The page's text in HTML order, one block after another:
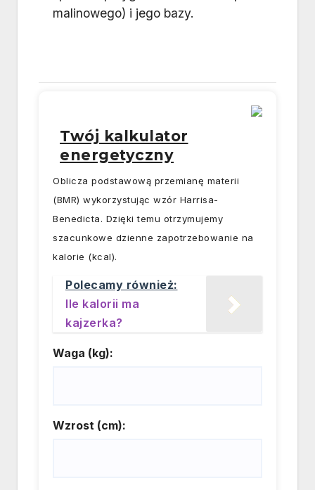
malinowego) i jego bazy.
Twój kalkulator
energetyczny
Oblicza podstawową przemianę materii
(BMR) wykorzystując wzór Harrisa-
Benedicta. Dzięki temu otrzymujemy
szacunkowe dzienne zapotrzebowanie na
kalorie (kcal).
Polecamy również:
Ile kalorii ma
kajzerka?
Waga (kg):
Wzrost (cm):